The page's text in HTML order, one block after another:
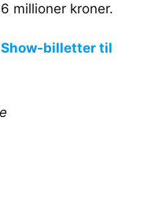
millioner kroner.
Show-billetter til